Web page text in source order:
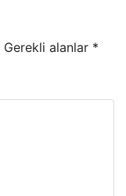
Gerekli alanlar *